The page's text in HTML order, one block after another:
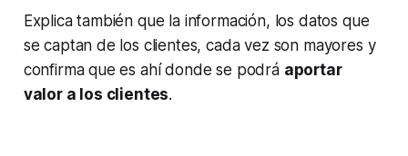
Explica también que la información, los datos que
se captan de los clientes, cada vez son mayores y
confirma que es ahí donde se podrá aportar
valor a los clientes.